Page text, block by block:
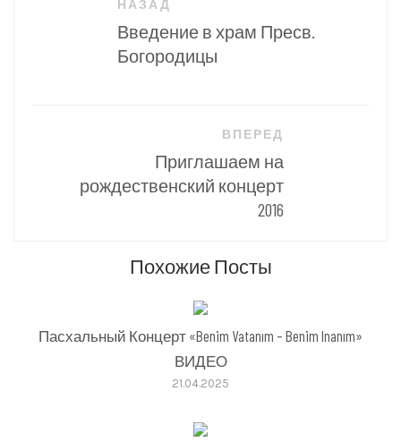
НАЗАД
Введение в храм Пресв.
Богородицы
ВПЕРЕД
Приглашаем на
рождественский концерт
2016
Похожие Посты
Пасхальный Концерт «Benim Vatanım – Benim Inanım»
ВИДЕО
21.04.2025